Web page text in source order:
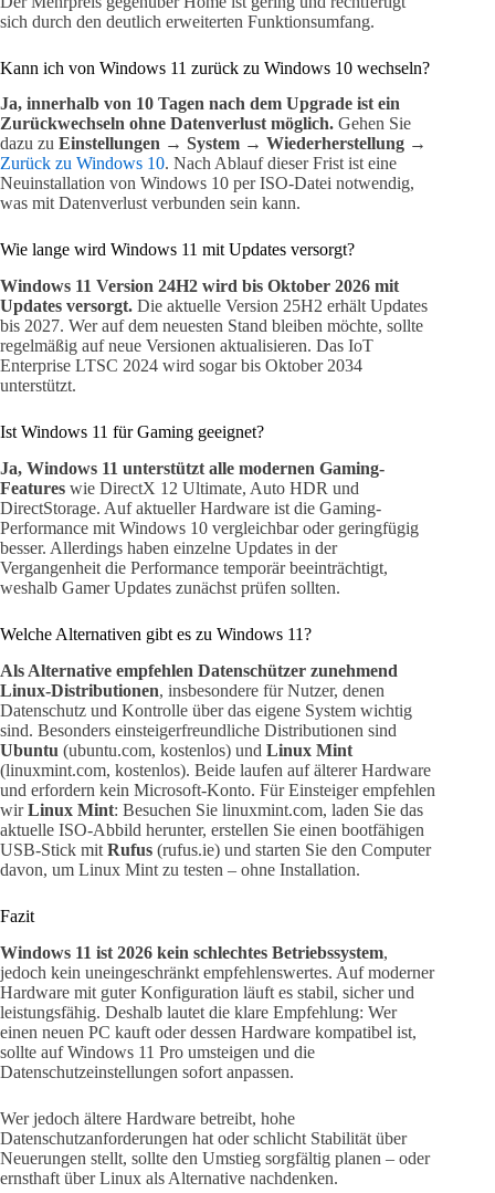
sich durch den deutlich erweiterten Funktionsumfang.
Kann ich von Windows 11 zurück zu Windows 10 wechseln?
Ja, innerhalb von 10 Tagen nach dem Upgrade ist ein
Zurückwechseln ohne Datenverlust möglich. Gehen Sie
dazu zu Einstellungen → System → Wiederherstellung →
Zurück zu Windows 10. Nach Ablauf dieser Frist ist eine
Neuinstallation von Windows 10 per ISO-Datei notwendig,
was mit Datenverlust verbunden sein kann.
Wie lange wird Windows 11 mit Updates versorgt?
Windows 11 Version 24H2 wird bis Oktober 2026 mit
Updates versorgt. Die aktuelle Version 25H2 erhält Updates
bis 2027. Wer auf dem neuesten Stand bleiben möchte, sollte
regelmäßig auf neue Versionen aktualisieren. Das IoT
Enterprise LTSC 2024 wird sogar bis Oktober 2034
unterstützt.
Ist Windows 11 für Gaming geeignet?
Ja, Windows 11 unterstützt alle modernen Gaming-
Features wie DirectX 12 Ultimate, Auto HDR und
DirectStorage. Auf aktueller Hardware ist die Gaming-
Performance mit Windows 10 vergleichbar oder geringfügig
besser. Allerdings haben einzelne Updates in der
Vergangenheit die Performance temporär beeinträchtigt,
weshalb Gamer Updates zunächst prüfen sollten.
Welche Alternativen gibt es zu Windows 11?
Als Alternative empfehlen Datenschützer zunehmend
Linux-Distributionen, insbesondere für Nutzer, denen
Datenschutz und Kontrolle über das eigene System wichtig
sind. Besonders einsteigerfreundliche Distributionen sind
Ubuntu (ubuntu.com, kostenlos) und Linux Mint
(linuxmint.com, kostenlos). Beide laufen auf älterer Hardware
und erfordern kein Microsoft-Konto. Für Einsteiger empfehlen
wirLinux Mint: Besuchen Sie linuxmint.com, laden Sie das
aktuelle ISO-Abbild herunter, erstellen Sie einen bootfähigen
USB-Stick mit Rufus (rufus.ie) und starten Sie den Computer
davon, um Linux Mint zu testen – ohne Installation.
Fazit
Windows 11 ist 2026 kein schlechtes Betriebssystem,
jedoch kein uneingeschränkt empfehlenswertes. Auf moderner
Hardware mit guter Konfiguration läuft es stabil, sicher und
leistungsfähig. Deshalb lautet die klare Empfehlung: Wer
einen neuen PC kauft oder dessen Hardware kompatibel ist,
sollte auf Windows 11 Pro umsteigen und die
Datenschutzeinstellungen sofort anpassen.
Wer jedoch ältere Hardware betreibt, hohe
Datenschutzanforderungen hat oder schlicht Stabilität über
Neuerungen stellt, sollte den Umstieg sorgfältig planen – oder
ernsthaft über Linux als Alternative nachdenken.